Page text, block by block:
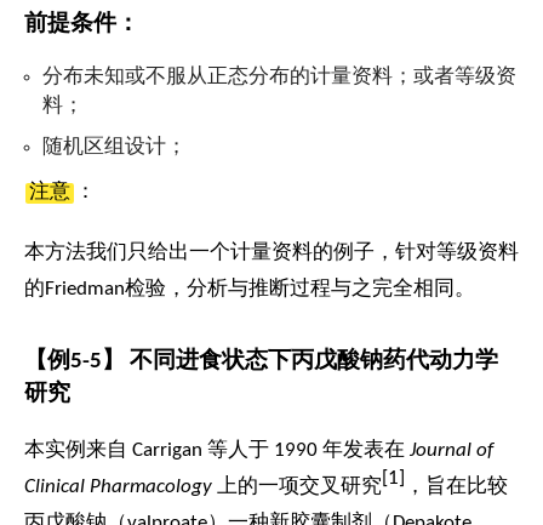
前提条件：
分布未知或不服从正态分布的计量资料；或者等级资
料；
随机区组设计；
注意 ：
本方法我们只给出一个计量资料的例子，针对等级资料
的Friedman检验，分析与推断过程与之完全相同。
【例5-5】 不同进食状态下丙戊酸钠药代动力学
研究
本实例来自 Carrigan 等人于 1990 年发表在 Journal of
Clinical Pharmacology 上的一项交叉研究 [1]
，旨在比较